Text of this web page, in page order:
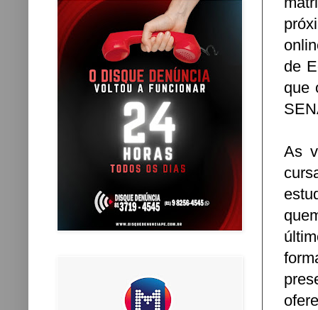
de
que
As